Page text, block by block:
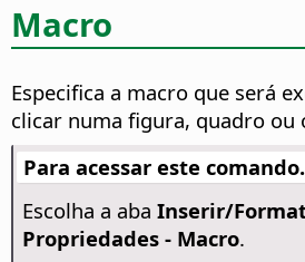
Macro
Especifica a macro que será
clicar numa figura, quadro ou
Para acessar este
Escolha a aba Inserir/
Propriedades - Macro.